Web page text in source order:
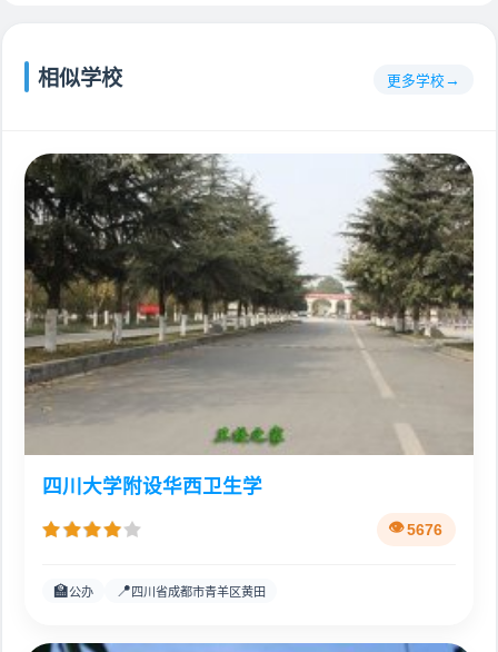
相似学校 更多学校
四川大学附设华西卫生学
5676
🏫公办 📍四川省成都市青羊区黄田